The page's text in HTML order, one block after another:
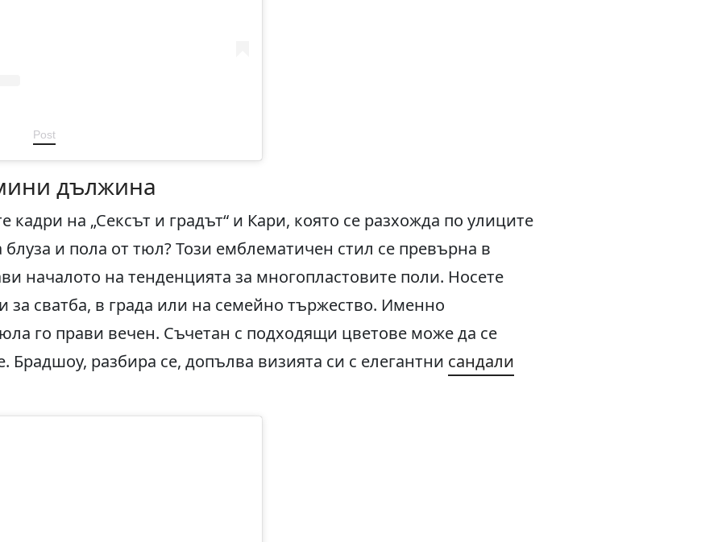
Post
дължина
на „Сексът и градът“ и Кари, която се разхожда по улиците
и пола от тюл? Този емблематичен стил се превърна в
началото на тенденцията за многопластовите поли. Носете
за сватба, в града или на семейно тържество. Именно
го прави вечен. Съчетан с подходящи цветове може да се
Брадшоу, разбира се, допълва визията си с елегантни сандали